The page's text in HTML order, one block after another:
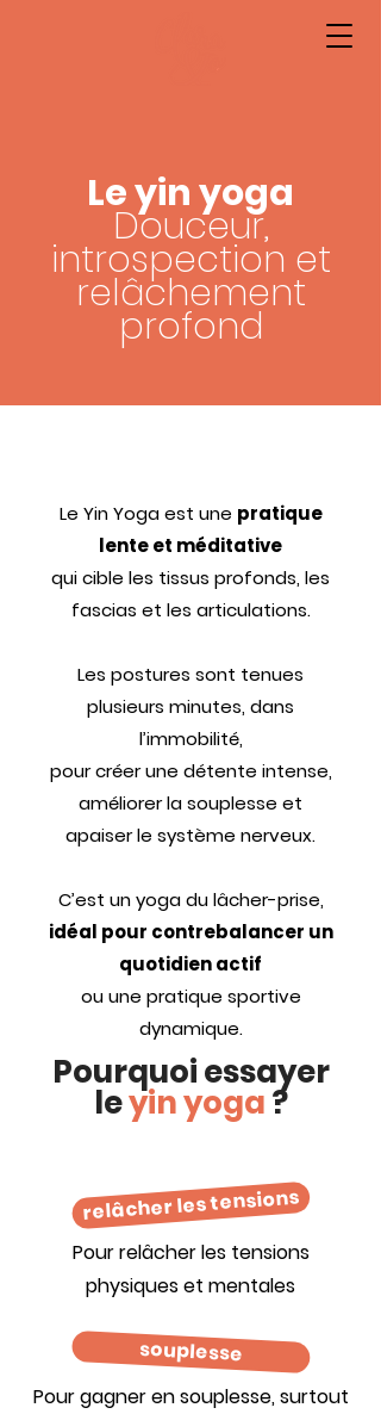
Le yin yoga
Douceur,
introspection et
relâchement
profond
Le Yin Yoga est une pratique
lente et méditative
qui cible les tissus profonds, les
fascias et les articulations.
Les postures sont tenues
plusieurs minutes, dans
l’immobilité,
pour créer une détente intense,
améliorer la souplesse et
apaiser le système nerveux.
C’est un yoga du lâcher-prise,
idéal pour contrebalancer un
quotidien actif
ou une pratique sportive
dynamique.
Pourquoi essayer
leyin yoga?
relâcher les tensions
Pour relâcher les tensions
physiques et mentales
souplesse
Pour gagner en souplesse, surtout